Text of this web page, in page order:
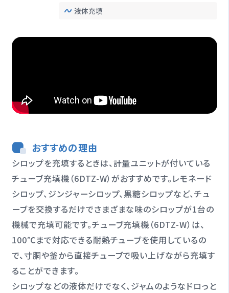
液体充填
おすすめの理由
シロップを充填するときは、計量ユニットが付いている
チューブ充填機（6DTZ-W）がおすすめです。レモネード
シロップ、ジンジャーシロップ、黒糖シロップなど、チュ
ーブを交換するだけでさまざまな味のシロップが1台の
機械で充填可能です。チューブ充填機（6DTZ-W）は、
100℃まで対応できる耐熱チューブを使用しているの
で、寸胴や釜から直接チューブで吸い上げながら充填す
ることができます。
シロップなどの液体だけでなく、ジャムのようなドロっと